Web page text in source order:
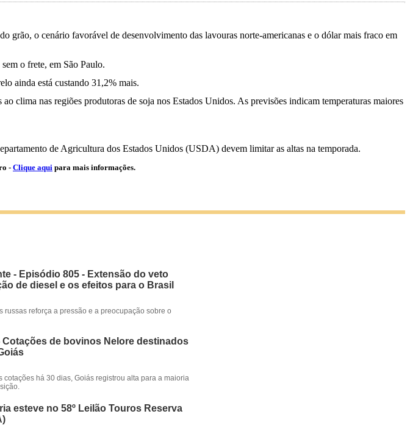
grão, o cenário favorável de desenvolvimento das lavouras norte-americanas e o dólar mais fraco em
o frete, em São Paulo.
ainda está custando 31,2% mais.
clima nas regiões produtoras de soja nos Estados Unidos. As previsões indicam temperaturas maiores
de Agricultura dos Estados Unidos (USDA) devem limitar as altas na temporada.
- Clique aqui para mais informações.
- Episódio 805 - Extensão do veto
de diesel e os efeitos para o Brasil
russas reforça a pressão e a preocupação sobre o
Cotações de bovinos Nelore destinados
cotações há 30 dias, Goiás registrou alta para a maioria
esteve no 58º Leilão Touros Reserva